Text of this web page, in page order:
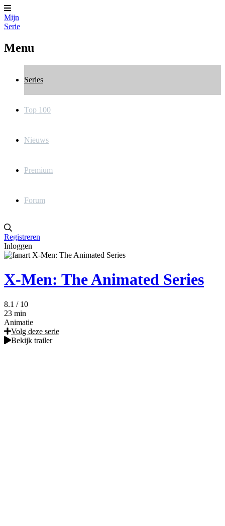
Mijn
Serie
Menu
Series
Top 100
Nieuws
Premium
Forum
Registreren
Inloggen
X-Men: The Animated Series
8.1 / 10
23 min
Animatie
Volg deze serie
Bekijk trailer